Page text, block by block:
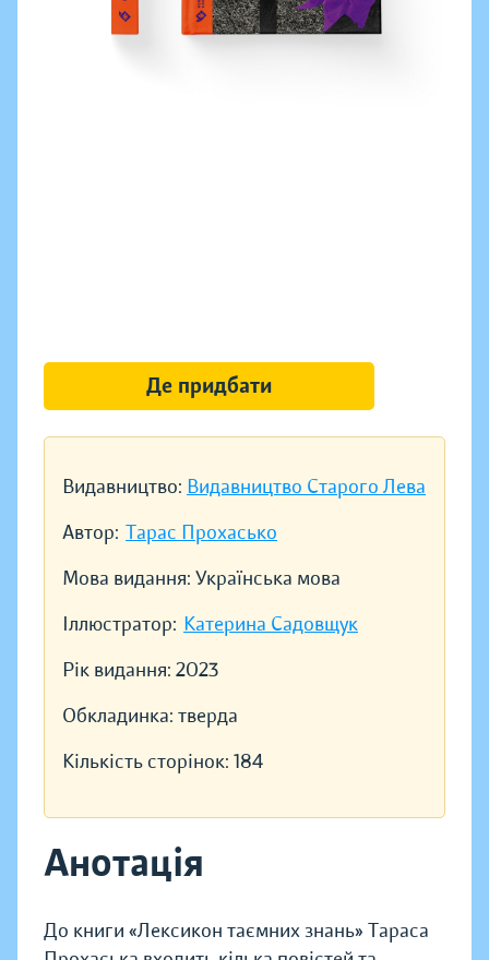
Видавництво: Видавництво Старого Лева
Автор: Тарас Прохасько
Мова видання: Українська мова
Іллюстратор: Катерина Садовщук
Рік видання: 2023
Обкладинка: тверда
Кількість сторінок: 184
Анотація
До книги «Лексикон таємних знань» Тараса
Де придбати